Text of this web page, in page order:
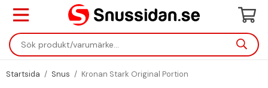
Startsida / Snus / Kronan Stark Original Portion